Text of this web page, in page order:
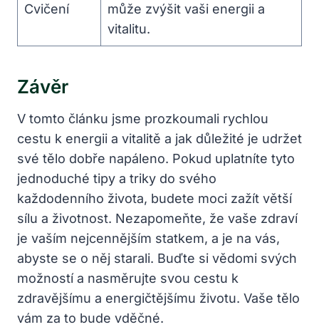
Cvičení
může zvýšit vaši energii a
vitalitu.
Závěr
V tomto článku jsme prozkoumali rychlou
cestu k energii a vitalitě a jak důležité je udržet
své tělo dobře napáleno. Pokud uplatníte tyto
jednoduché tipy a triky do svého
každodenního života, budete moci zažít větší
sílu a životnost. Nezapomeňte, že vaše zdraví
je vaším nejcennějším statkem, a je na vás,
abyste se o něj starali. Buďte si vědomi svých
možností a nasměrujte svou cestu k
zdravějšímu a energičtějšímu životu. Vaše tělo
vám za to bude vděčné.